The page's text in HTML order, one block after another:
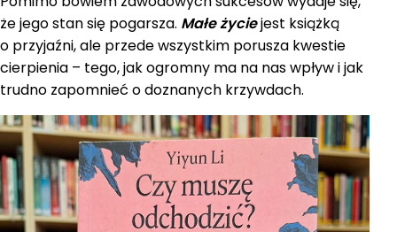
że jego stan się pogarsza. Małe życiejest książką
o przyjaźni, ale przede wszystkim porusza kwestie
cierpienia – tego, jak ogromny ma na nas wpływ i jak
trudno zapomnieć o doznanych krzywdach.